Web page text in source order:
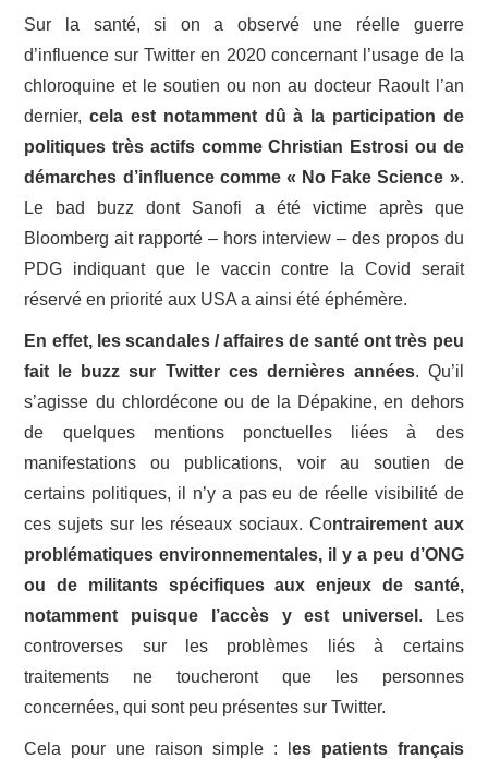
Sur la santé, si on a observé une réelle guerre
d’influence sur Twitter en 2020 concernant l’usage de la
chloroquine et le soutien ou non au docteur Raoult l’an
dernier,cela est notamment dû à la participation de
politiques très actifs comme Christian Estrosi ou de
démarches d’influence comme « No Fake Science ».
Le bad buzz dont Sanofi a été victime après que
Bloomberg ait rapporté – hors interview – des propos du
PDG indiquant que le vaccin contre la Covid serait
réservé en priorité aux USA a ainsi été éphémère.
En effet, les scandales / affaires de santé ont très peu
fait le buzz sur Twitter ces dernières années. Qu’il
s’agisse du chlordécone ou de la Dépakine, en dehors
de quelques mentions ponctuelles liées à des
manifestations ou publications, voir au soutien de
certains politiques, il n’y a pas eu de réelle visibilité de
ces sujets sur les réseaux sociaux. Contrairement aux
problématiques environnementales, il y a peu d’ONG
ou de militants spécifiques aux enjeux de santé,
notamment puisque l’accès y est universel . Les
controverses sur les problèmes liés à certains
traitements ne toucheront que les personnes
concernées, qui sont peu présentes sur Twitter.
Cela pour une raison simple : l es patients français